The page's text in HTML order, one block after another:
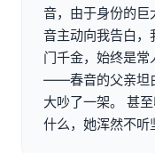
音，由于身份的巨
音主动向我告白，
门千金，始终是
——春音的父亲坦
大吵了一架。 甚
什么，她浑然不听